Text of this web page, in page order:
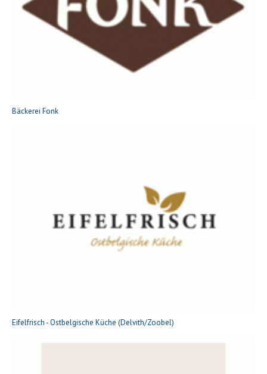
Bäckerei Fonk
Eifelfrisch - Ostbelgische Küche (Delvith/Zoobel)